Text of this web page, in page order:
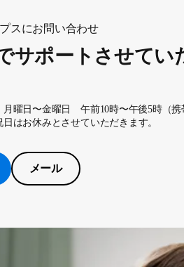
スにお問い合わせ
サポートさせてい
月曜日〜金曜日 午前10時〜午後5時（携
はお休みとさせていただきます。
メール